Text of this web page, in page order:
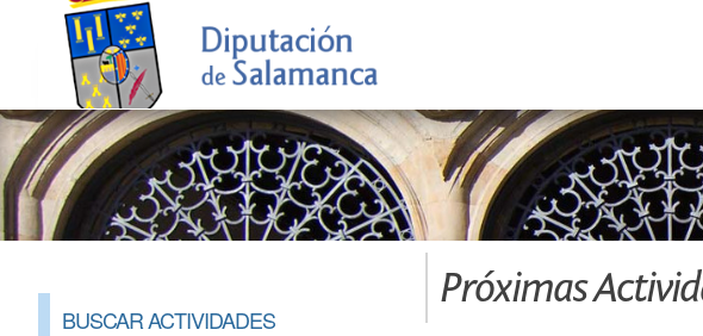
BUSCAR ACTIVIDADES
Próximas